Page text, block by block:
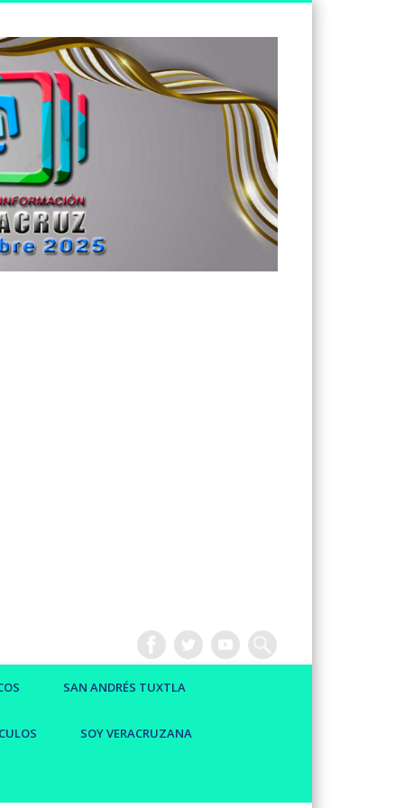
Noticias
SAN ANDRÉS TUXTLA
SOY VERACRUZANA